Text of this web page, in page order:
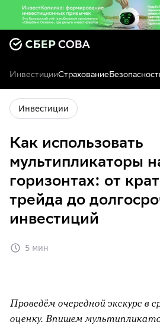
ИнвестицииСтрахование
Инвестиции
Как использовать
мультипликаторы
горизонтах: от
трейда до
инвестиций
5 мин
Проведём очередной экскурс в
оценку. Впишем